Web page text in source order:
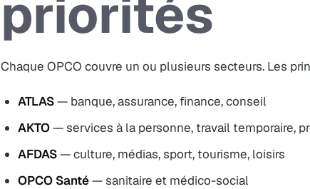
priorités
Chaque OPCO couvre un ou plusieurs secteurs. Les
ATLAS— banque, assurance, finance, conseil
AKTO— services à la personne, travail temporaire,
AFDAS— culture, médias, sport, tourisme, loisirs
OPCO Santé— sanitaire et médico-social